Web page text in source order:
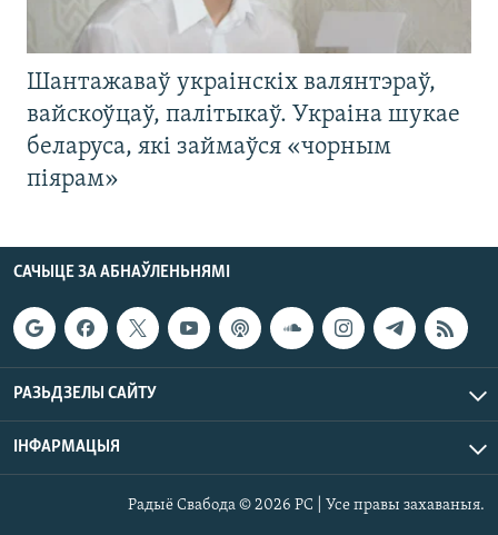
Шантажаваў украінскіх валянтэраў,
вайскоўцаў, палітыкаў. Украіна шукае
беларуса, які займаўся «чорным
піярам»
САЧЫЦЕ ЗА АБНАЎЛЕНЬНЯМІ
РАЗЬДЗЕЛЫ САЙТУ
ІНФАРМАЦЫЯ
Радыё Свабода © 2026 РС | Усе правы захаваныя.